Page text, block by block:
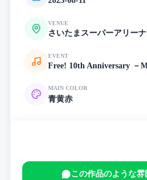
VENUE
さいたまスーパーアリーナ
EVENT
Free! 10th Anniversary －
MAIN COLOR
青黄赤
この作品のような雰